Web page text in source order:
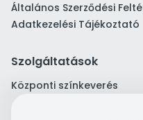
Általános Szerződési
Adatkezelési Tájékoztató
Szolgáltatások
Központi színkeverés